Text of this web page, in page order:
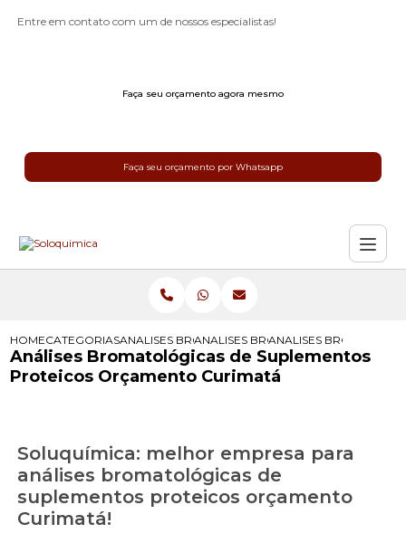
Entre em contato com um de nossos especialistas!
Faça seu orçamento agora mesmo
Faça seu orçamento por Whatsapp
HOMECATEGORIASANALISES BROMATOLOGICAS
ANALISES BROMATOLOGICAS DE
ANALISES
Análises Bromatológicas de Suplementos
Proteicos Orçamento Curimatá
Soluquímica: melhor empresa para
análises bromatológicas de
suplementos proteicos orçamento
Curimatá!